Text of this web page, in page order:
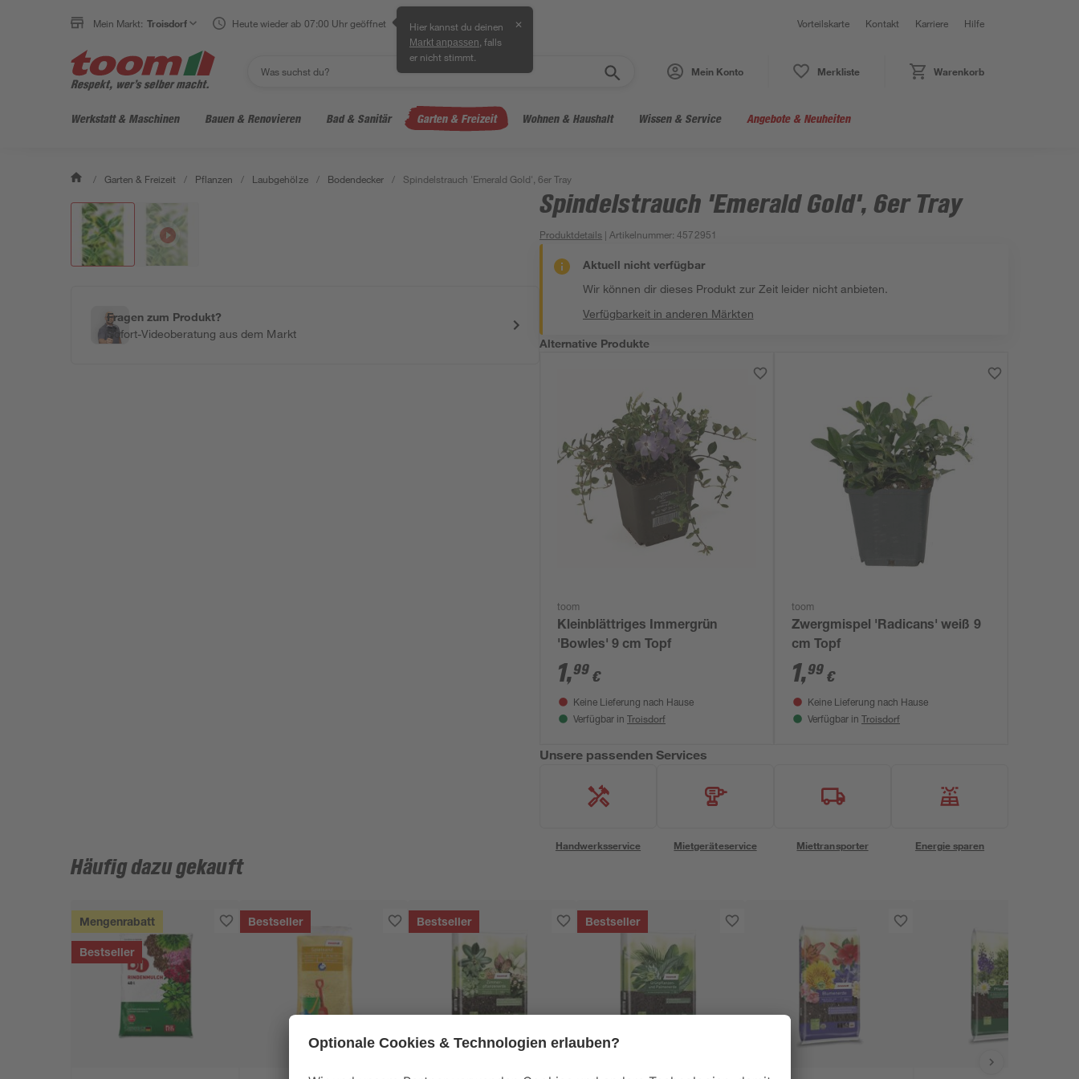
Mein Markt: Troisdorf Heute wieder ab 07:00 Uhr geöffnet Hier kannst du deinen
Markt anpassen , falls
er nicht stimmt.
✕ Vorteilskarte Kontakt Karriere Hilfe
Mein Konto Merkliste Warenkorb
Werkstatt & Maschinen Bauen & Renovieren Bad & Sanitär Garten & Freizeit Wohnen & Haushalt Wissen & Service Angebote & Neuheiten
/ Garten & Freizeit / Pflanzen / Laubgehölze / Bodendecker / Spindelstrauch 'Emerald Gold', 6er Tray
Fragen zum Produkt?
Sofort-Videoberatung aus dem Markt
Spindelstrauch 'Emerald Gold', 6er Tray
Produktdetails | Artikelnummer:4572951
Aktuell nicht verfügbar
Wir können dir dieses Produkt zur Zeit leider nicht anbieten.
Verfügbarkeit in anderen Märkten
Alternative Produkte
toom
Kleinblättriges Immergrün
'Bowles' 9 cm Topf
1,99 €
Keine Lieferung nach Hause
Verfügbar in Troisdorf
toom
Zwergmispel 'Radicans' weiß 9
cm Topf
1,99 €
Keine Lieferung nach Hause
Verfügbar in Troisdorf
Unsere passenden Services
Handwerksservice Mietgeräteservice Miettransporter Energie sparen
Häufig dazu gekauft
Mengenrabatt
Bestseller
Bestseller Bestseller Bestseller